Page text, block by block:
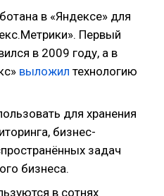
в «Яндексе» для
Первый
в 2009 году, а в
выложил технологию
для хранения
бизнес-
задач
бизнеса.
в сотнях